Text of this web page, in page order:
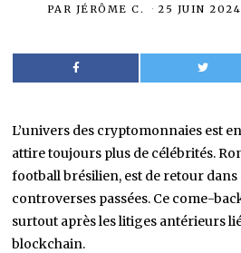
PAR JÉRÔME C. 25 JUIN 2024
L’univers des cryptomonnaies est
attire toujours plus de célébrités.
football brésilien, est de retour
controverses passées. Ce come-
surtout après les litiges antérieurs
blockchain.